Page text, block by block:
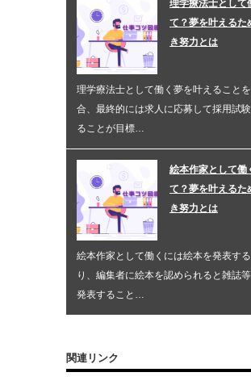
理学療法士として
て？夢を叶えるた
き努力とは
理学療法士として働く夢を叶えること
合、最終的には求人に応募して採用試
ることが目標…
絵本作家として働
て？夢を叶えるた
き努力とは
絵本作家として働くには絵本を発表す
り、編集者に絵本を認められると雑誌
発表すること…
関連リンク